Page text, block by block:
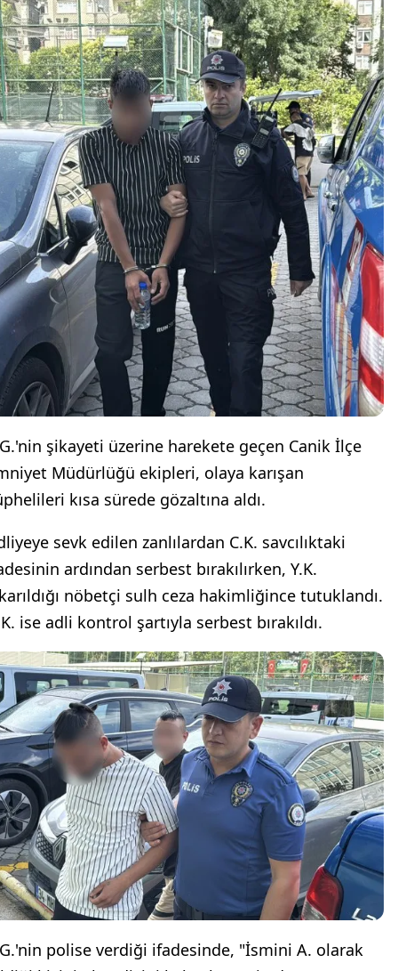
şikayeti üzerine harekete geçen Canik İlçe
Müdürlüğü ekipleri, olaya karışan
kısa sürede gözaltına aldı.
sevk edilen zanlılardan C.K. savcılıktaki
ardından serbest bırakılırken, Y.K.
nöbetçi sulh ceza hakimliğince tutuklandı.
ise adli kontrol şartıyla serbest bırakıldı.
polise verdiği ifadesinde, "İsmini A. olarak